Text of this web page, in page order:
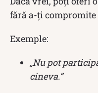
fără a-ți
Exemple:
„Nu pot
cineva.”